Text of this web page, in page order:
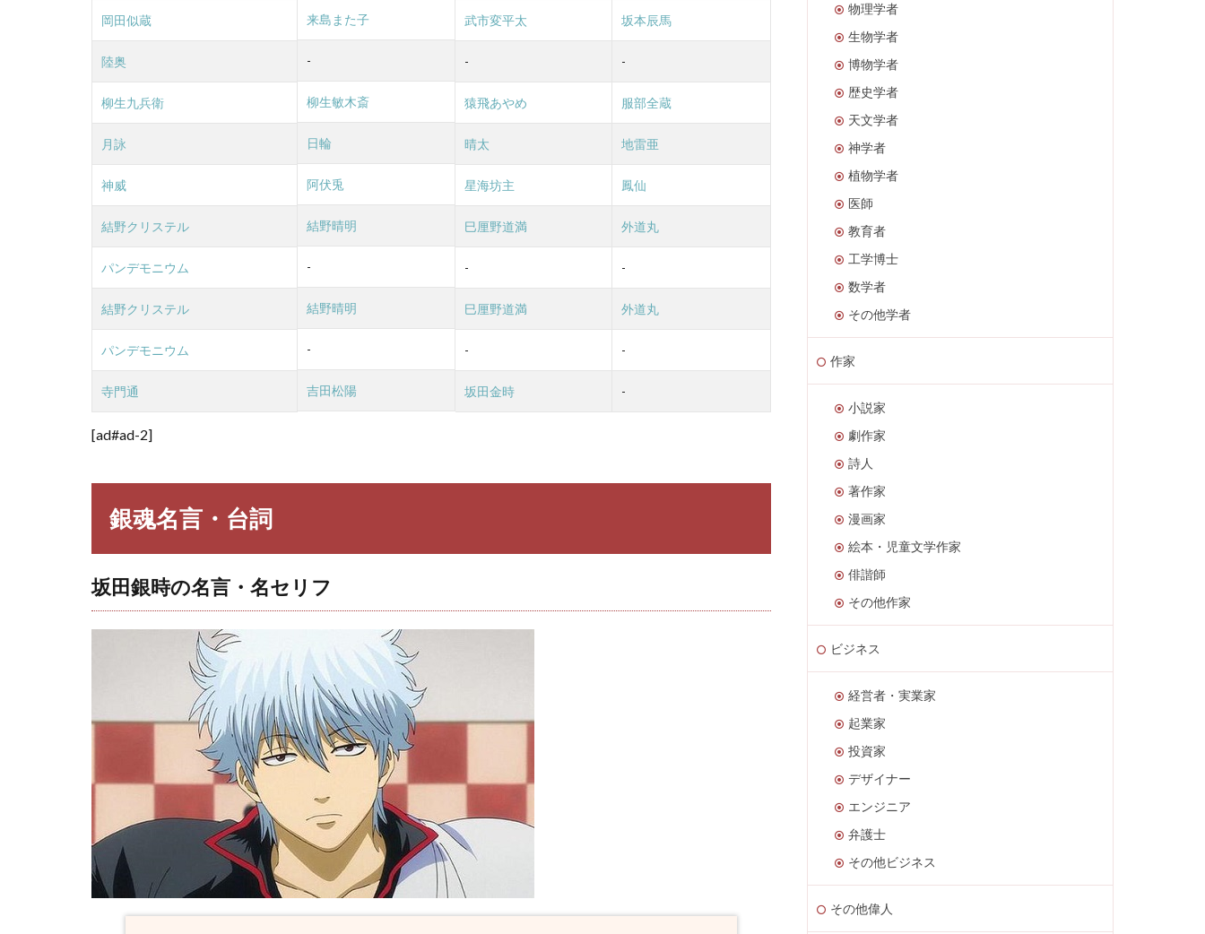
名セ
岡田似蔵 来島また子 武市変平太 坂本辰馬
陸奥 - - -
柳生九兵衛 柳生敏木斎 猿飛あやめ 服部全蔵
月詠 日輪 晴太 地雷亜
神威 阿伏兎 星海坊主 鳳仙
結野クリステル 結野晴明 巳厘野道満 外道丸
パンデモニウム - - -
結野クリステル 結野晴明 巳厘野道満 外道丸
パンデモニウム - - -
寺門通 吉田松陽 坂田金時 -
[ad#ad-2]
銀魂名言・台詞
坂田銀時の名言・名セリフ
物理学者
生物学者
博物学者
歴史学者
天文学者
神学者
植物学者
医師
教育者
工学博士
数学者
その他学者
作家
小説家
劇作家
詩人
著作家
漫画家
絵本・児童文学作家
俳諧師
その他作家
ビジネス
経営者・実業家
起業家
投資家
デザイナー
エンジニア
弁護士
その他ビジネス
その他偉人